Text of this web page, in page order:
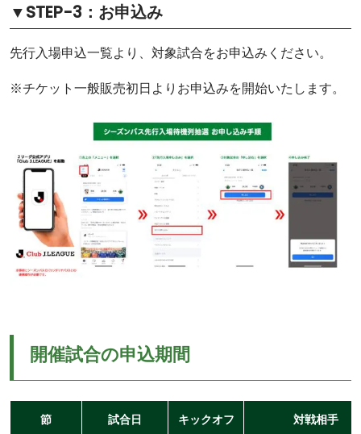
▼STEP-3：お申込み
先行入場申込一覧より、対象試合をお申込みください。
※チケット一般販売初日よりお申込みを開始いたします。
開催試合の申込期間
節 試合日 キックオフ 対戦相手